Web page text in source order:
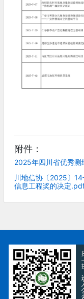
附件：
2025年四川省优秀
川地信协〔2025〕
信息工程奖的决定